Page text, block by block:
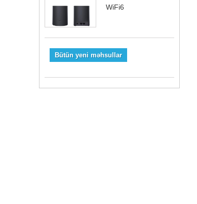
WiFi6
Bütün yeni məhsullar